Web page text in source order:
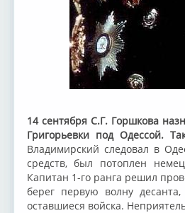
14 сентября С.Г. Горшкова
Григорьевки под Одессой.
Владимирский следовал в
средств, был потоплен
Капитан 1-го ранга решил
берег первую волну
оставшиеся войска.